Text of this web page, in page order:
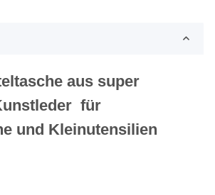
aus super
für
und Kleinutensilien